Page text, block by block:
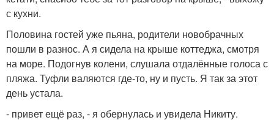
с кухни.
Половина гостей уже пьяна, родители новобрачных
пошли в разнос. А я сидела на крыше коттеджа, смотря
на море. Подогнув колени, слушала отдалённые голоса с
пляжа. Туфли валяются где-то, ну и пусть. Я так за этот
день устала.
- привет ещё раз, - я обернулась и увидела Никиту.